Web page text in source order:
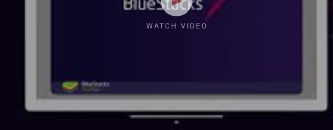
WATCH VIDEO